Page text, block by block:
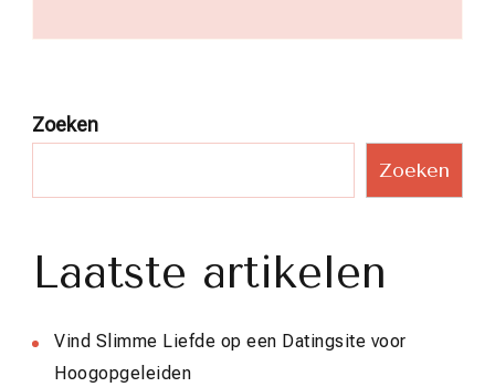
Zoeken
Zoeken
Laatste artikelen
Vind Slimme Liefde op een Datingsite voor
Hoogopgeleiden